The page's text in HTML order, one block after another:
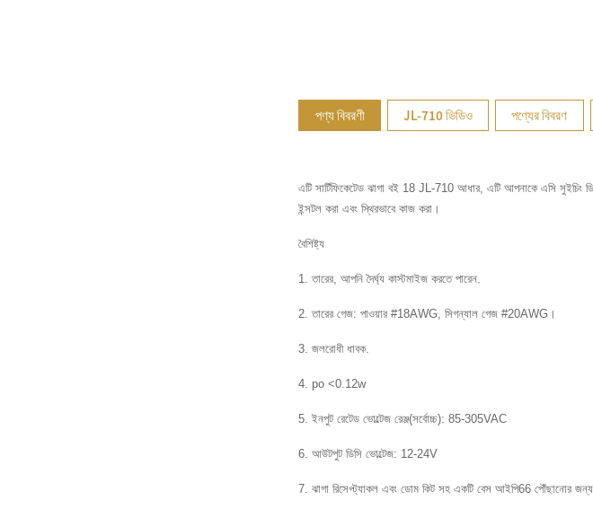
পণ্য বিবরণী JL-710 ভিডিও পণ্যের বিবরণ
এটি সার্টিফিকেটেড ঝাগা বই 18 JL-710 আধার, এটি আপনাকে এসি সুইচিং
ইন্সটল করা এবং স্থিরভাবে কাজ করা।
বৈশিষ্ট্য
1. তারের, আপনি দৈর্ঘ্য কাস্টমাইজ করতে পারেন.
2. তারের গেজ: পাওয়ার #18AWG, সিগন্যাল গেজ #20AWG।
3. জলরোধী ধাবক.
4. po <0.12w
5. ইনপুট রেটেড ভোল্টেজ রেঞ্জ(সর্বোচ্চ): 85-305VAC
6. আউটপুট ডিসি ভোল্টেজ: 12-24V
7. ঝাগা রিসেপ্ট্যাকল এবং ডোম কিট সহ একটি বেস আইপি66 পৌঁছানোর